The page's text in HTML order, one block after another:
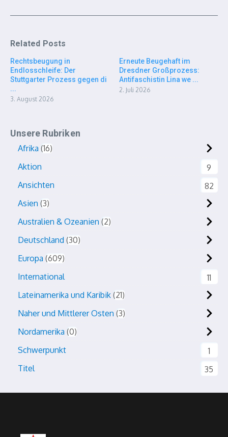
Related Posts
Rechtsbeugung in
Endlosschleife: Der
Stuttgarter Prozess gegen di
...
3. August 2026
Erneute Beugehaft im
Dresdner Großprozess:
Antifaschistin Lina we ...
2. Juli 2026
Unsere Rubriken
Afrika 16
Aktion
9
Ansichten
82
Asien 3
Australien & Ozeanien 2
Deutschland 30
Europa 609
International
11
Lateinamerika und Karibik 21
Naher und Mittlerer Osten 3
Nordamerika 0
Schwerpunkt
1
Titel
35